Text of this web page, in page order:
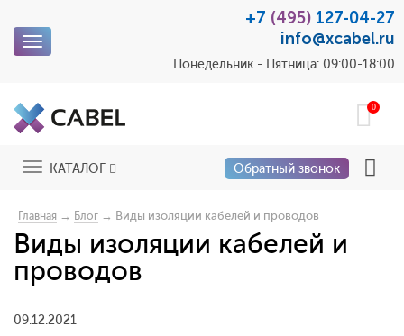
Toggle
+7 (495) 127-04-27
info@xcabel.ru
Понедельник - Пятница: 09:00-18:00
0
ToggleКАТАЛОГ Обратный звонок
Главная → Блог → Виды изоляции кабелей и проводов
Виды изоляции кабелей и
проводов
09.12.2021